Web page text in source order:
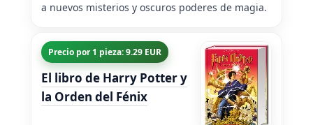
a nuevos misterios y oscuros poderes de magia.
Precio por 1 pieza: 9.29 EUR
El libro de Harry Potter y
la Orden del Fénix